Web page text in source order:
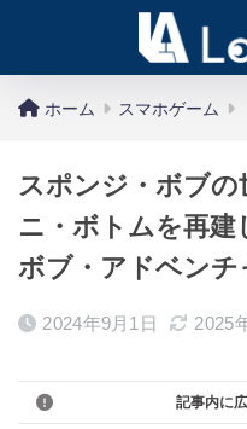
ホーム スマホゲーム
スポンジ・ボブの
ニ・ボトムを再建
ボブ・アドベンチ
2024年9月1日 2025
記事内に